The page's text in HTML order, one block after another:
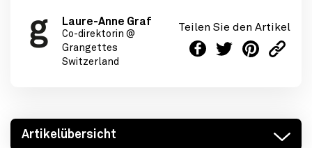
Laure-Anne Graf
Co-direktorin @
Grangettes
Switzerland
Teilen Sie den Artikel
Artikelübersicht